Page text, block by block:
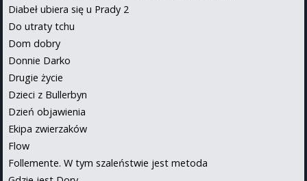
Diabeł ubiera się u Prady 2
Do utraty tchu
Dom dobry
Donnie Darko
Drugie życie
Dzieci z Bullerbyn
Dzień objawienia
Ekipa zwierzaków
Flow
Follemente. W tym szaleństwie jest metoda